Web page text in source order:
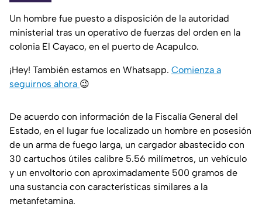
Un hombre fue puesto a disposición de la autoridad
ministerial tras un operativo de fuerzas del orden en la
colonia El Cayaco, en el puerto de Acapulco.
¡Hey! También estamos en Whatsapp. Comienza a
seguirnos ahora 😉
De acuerdo con información de la Fiscalía General del
Estado, en el lugar fue localizado un hombre en posesión
de un arma de fuego larga, un cargador abastecido con
30 cartuchos útiles calibre 5.56 milímetros, un vehículo
y un envoltorio con aproximadamente 500 gramos de
una sustancia con características similares a la
metanfetamina.